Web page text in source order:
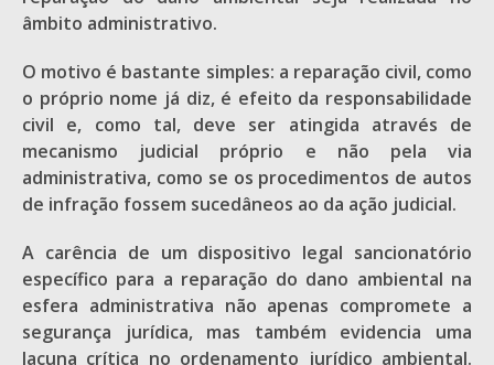
âmbito administrativo.
O motivo é bastante simples: a reparação civil, como
o próprio nome já diz, é efeito da responsabilidade
civil e, como tal, deve ser atingida através de
mecanismo judicial próprio e não pela via
administrativa, como se os procedimentos de autos
de infração fossem sucedâneos ao da ação judicial.
A carência de um dispositivo legal sancionatório
específico para a reparação do dano ambiental na
esfera administrativa não apenas compromete a
segurança jurídica, mas também evidencia uma
lacuna crítica no ordenamento jurídico ambiental.